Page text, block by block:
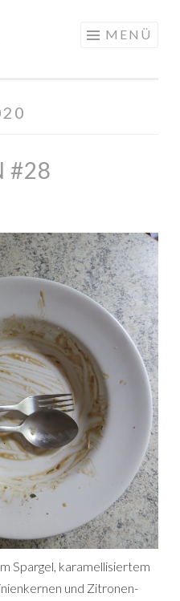
MENÜ
#28
Spargel, karamellisiertem
und Zitronen-